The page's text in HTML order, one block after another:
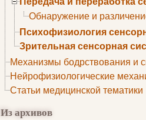
Обнаружение и
Психофизиология
Зрительная сенсорная
Механизмы бодрствования и
Нейрофизиологические
Статьи медицинской тематики
Из архивов